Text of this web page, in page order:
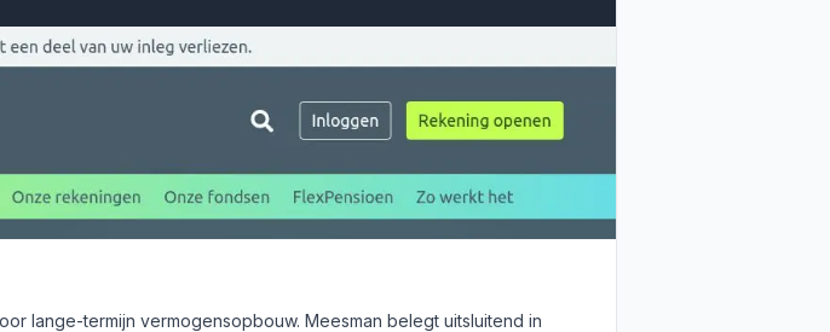
lange-termijn vermogensopbouw. Meesman belegt uitsluitend in